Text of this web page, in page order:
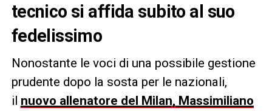
tecnico si affida subito al suo
fedelissimo
Nonostante le voci di una possibile gestione
prudente dopo la sosta per le nazionali,
il nuovo allenatore del Milan, Massimiliano